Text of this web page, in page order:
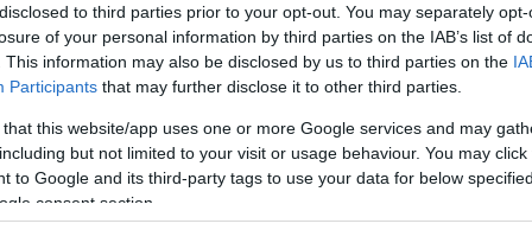
to third parties prior to your opt-out. You may separately
of your personal information by third parties on the IAB’s list of
This information may also be disclosed by us to third parties on the
Participants that may further disclose it to other third parties.
that this website/app uses one or more Google services and may
but not limited to your visit or usage behaviour. You may
to Google and its third-party tags to use your data for below
consent section.
ville reist uten barn og uten kona på slep, sier
men er ydmyk for at andre må få ta sine valg.
det du vil. Det viktigste er at folk får lov til å
ha noen mening, sier hun.